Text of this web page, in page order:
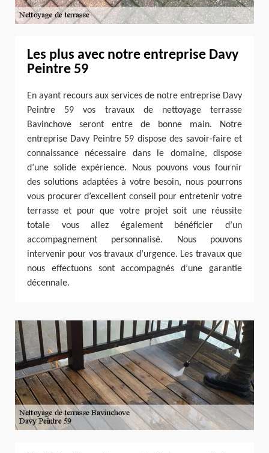
Les plus avec notre entreprise Davy
Peintre 59
En ayant recours aux services de notre entreprise Davy
Peintre 59 vos travaux de nettoyage terrasse
Bavinchove seront entre de bonne main. Notre
entreprise Davy Peintre 59 dispose des savoir-faire et
connaissance nécessaire dans le domaine, dispose
d’une solide expérience. Nous pouvons vous fournir
des solutions adaptées à votre besoin, nous pourrons
vous procurer d’excellent conseil pour entretenir votre
terrasse et pour que votre projet soit une réussite
totale vous allez également bénéficier d’un
accompagnement personnalisé. Nous pouvons
intervenir pour vos travaux d’urgence. Les travaux que
nous effectuons sont accompagnés d’une garantie
décennale.